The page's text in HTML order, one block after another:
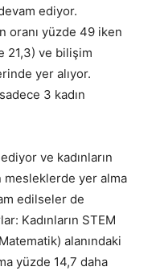
ediyor.
oranı yüzde 49 iken
21,3) ve bilişim
yer alıyor.
3 kadın
ve kadınların
yer alma
edilseler de
Kadınların STEM
alanındaki
yüzde 14,7 daha